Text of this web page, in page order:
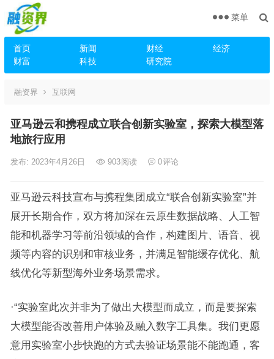
首页 新闻 财经
经济
财富
科技 研究院
菜单
融资界 互联网
亚马逊云和携程成立联合创新实验室，探索大模型落
地旅行应用
发布: 2023年4月26日 903阅读 0评论
亚马逊云科技宣布与携程集团成立“联合创新实验室”并
展开长期合作，双方将加深在云原生数据战略、人工智
能和机器学习等前沿领域的合作，构建图片、语音、视
频等内容的识别和审核业务，并满足智能缓存优化、航
线优化等新型海外业务场景需求。
·“实验室此次并非为了做出大模型而成立，而是要探索
大模型能否改善用户体验及融入数字工具集。我们更愿
意用实验室小步快跑的方式去验证场景能不能跑通，客